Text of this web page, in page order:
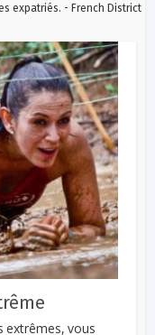
expatriés. - French District
extrêmes, vous